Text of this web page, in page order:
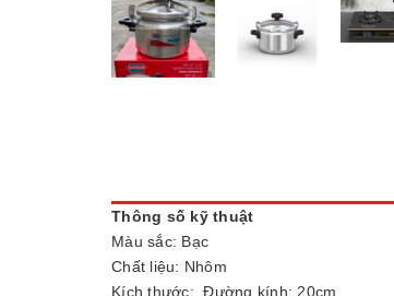
Thông số kỹ thuật
Màu sắc: Bạc
Chất liệu: Nhôm
Kích thước: Đường kính: 20cm